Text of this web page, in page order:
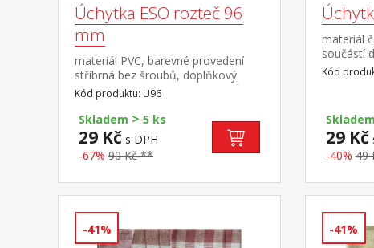
Úchytka ESO rozteč 96
mm
materiál PVC, barevné provedení
stříbrná bez šroubů, doplňkový
sortiment ke skříním a nástavcům
Kód produktu: U96
Skladem > 5 ks
29 Kč s DPH
-67% 90 Kč **
materiál
součástí
17 mm
Kód
Skladem
29 Kč
-40% 49
-41% -41%